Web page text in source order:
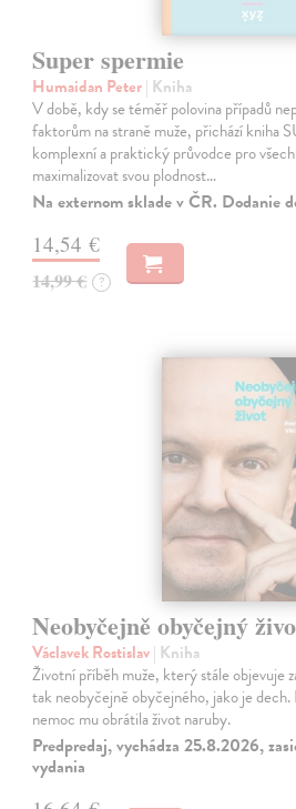
Super spermie
Humaidan Peter| Kniha
V době, kdy se téměř polovina případů
faktorům na straně muže, přichází kniha
komplexní a praktický průvodce pro
maximalizovat svou plodnost…
Na externom sklade v ČR. Dodanie
14,54 €
14,99 € ?
Neobyčejně obyčejný
Václavek Rostislav| Kniha
Životní příběh muže, který stále objevuje
tak neobyčejně obyčejného, jako je
nemoc mu obrátila život naruby.
Predpredaj, vychádza 25.8.2026,
vydania